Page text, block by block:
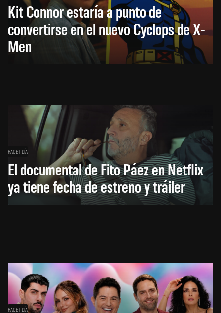
Kit Connor estaría a punto de
convertirse en el nuevo Cyclops de X-
Men
HACE 1 DÍA
El documental de Fito Páez en Netflix
ya tiene fecha de estreno y tráiler
HACE 1 DÍA